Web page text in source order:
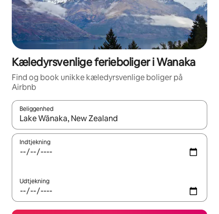
Kæledyrsvenlige ferieboliger i Wanaka
Find og book unikke kæledyrsvenlige boliger på
Airbnb
Beliggenhed
Når resultaterne er tilgængelige, skal du navigere med
Indtjekning
Udtjekning